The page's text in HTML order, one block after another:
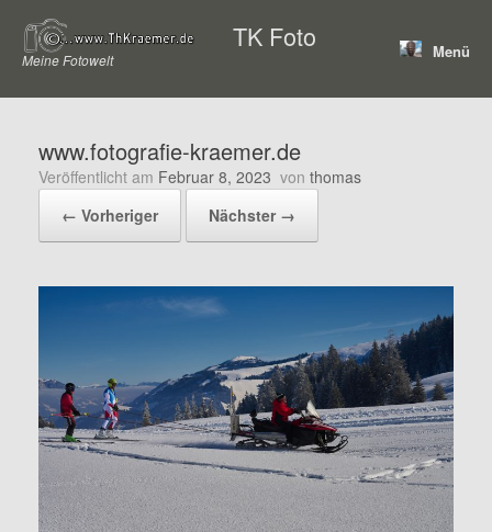
Inhalt
springen
TK Foto
Meine Fotowelt Menü
www.fotografie-kraemer.de
Veröffentlicht am Februar 8, 2023 von thomas
← Vorheriger
Nächster →